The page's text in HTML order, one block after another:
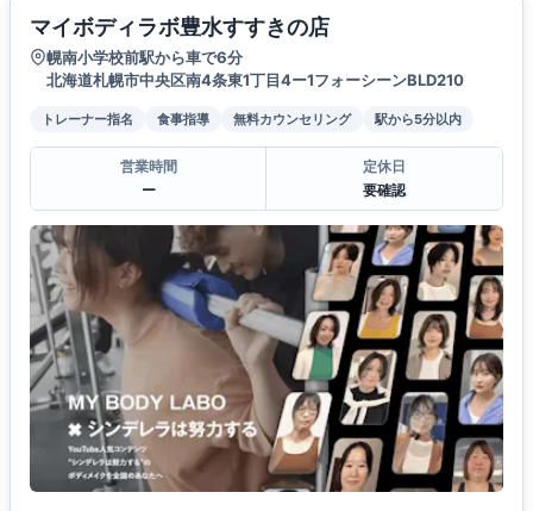
マイボディラボ豊水すすきの店
幌南小学校前駅から車で6分
北海道札幌市中央区南4条東1丁目4ー1フォーシーンBLD210
トレーナー指名 食事指導 無料カウンセリング 駅から5分以内
営業時間
ー
定休日
要確認